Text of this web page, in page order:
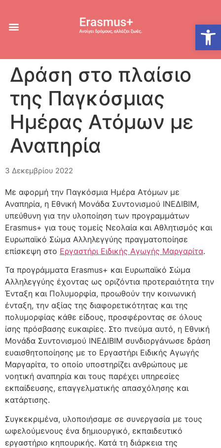
Δράση στο πλαίσιο
της Παγκόσμιας
Ημέρας Ατόμων με
Αναπηρία
3 Δεκεμβρίου 2022
Με αφορμή την Παγκόσμια Ημέρα Ατόμων με
Αναπηρία, η Εθνική Μονάδα Συντονισμού ΙΝΕΔΙΒΙΜ,
υπεύθυνη για την υλοποίηση των προγραμμάτων
Erasmus+ για τους τομείς Νεολαία και Αθλητισμός και
Ευρωπαϊκό Σώμα Αλληλεγγύης πραγματοποίησε
επίσκεψη στο Εργαστήρι Ειδικής Αγωγής Μαργαρίτα.
Τα προγράμματα Erasmus+ και Ευρωπαϊκό Σώμα
Αλληλεγγύης έχοντας ως οριζόντια προτεραιότητα την
Ένταξη και Πολυμορφία, προωθούν την κοινωνική
ένταξη, την αξίας της διαφορετικότητας και της
πολυμορφίας κάθε είδους, προσφέροντας σε όλους
ίσης πρόσβασης ευκαιρίες. Στο πνεύμα αυτό, η Εθνική
Μονάδα Συντονισμού ΙΝΕΔΙΒΙΜ συνδιοργάνωσε δράση
ευαισθητοποίησης με το Εργαστήρι Ειδικής Αγωγής
Μαργαρίτα, το οποίο υποστηρίζει ανθρώπους με
νοητική αναπηρία και τους παρέχει υπηρεσίες
εκπαίδευσης, επαγγελματικής απασχόλησης και
κατάρτισης.
Συγκεκριμένα, υλοποιήσαμε σε συνεργασία με τους
ωφελούμενους ένα δημιουργικό, εκπαιδευτικό
εργαστήριο κηπουρικής. Κατά τη διάρκεια της